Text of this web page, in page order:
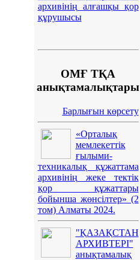
архивінің алғашқы қор
құрушысы
ОМҒ ТҚА
анықтамалықтары
Барлығын көрсету
«Орталық
мемлекеттік
ғылыми-
техникалық құжаттама
архивінің жеке тектік
қор құжаттары
бойынша жөнсілтер» (2
том) Алматы 2024.
"ҚАЗАҚСТАН
АРХИВТЕРІ"
анықтамалық